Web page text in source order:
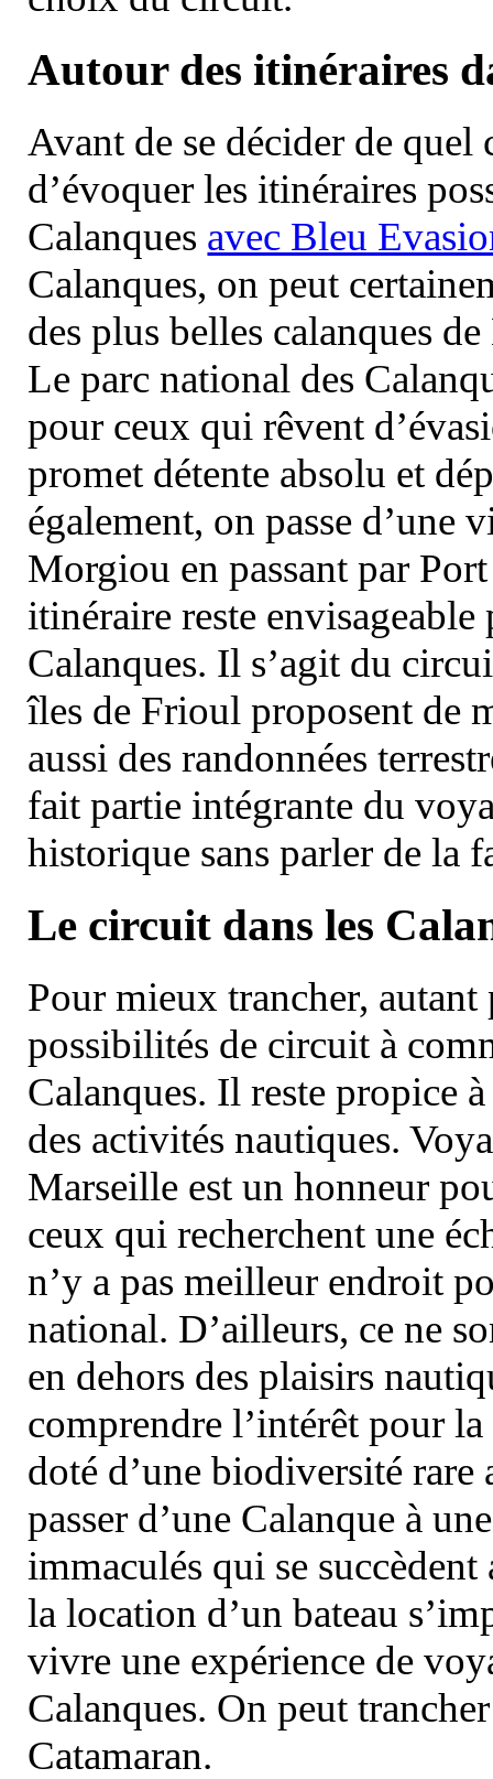
Autour des itinéraires
Avant de se décider de
d’évoquer les itinéraires
Calanques avec Bleu
Calanques, on peut
des plus belles calanques
Le parc national des
pour ceux qui rêvent
promet détente absolu et
également, on passe d’une
Morgiou en passant par
itinéraire reste
Calanques. Il s’agit du
îles de Frioul proposent de
aussi des randonnées
fait partie intégrante du
historique sans parler de la
Le circuit dans les
Pour mieux trancher, autant
possibilités de circuit à
Calanques. Il reste propice
des activités nautiques.
Marseille est un honneur
ceux qui recherchent une
n’y a pas meilleur endroit
national. D’ailleurs, ce ne
en dehors des plaisirs
comprendre l’intérêt pour
doté d’une biodiversité
passer d’une Calanque à
immaculés qui se
la location d’un bateau
vivre une expérience de
Calanques. On peut
Catamaran.